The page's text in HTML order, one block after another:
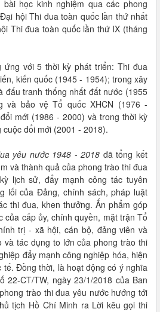
học kinh nghiệm qua các phong
hội Thi đua toàn quốc lần thứ nhất
Thi đua toàn quốc lần thứ IX (tháng
ứng với 5 thời kỳ phát triển: Thi đua
kiến quốc (1945 - 1954); trong xây
đấu tranh thống nhất đất nước (1955
và bảo vệ Tổ quốc XHCN (1976 -
mới (1986 - 2000) và trong thời kỳ
đổi mới (2001 - 2018).
yêu nước 1948 - 2018 đã tổng kết
và thành quả của phong trào thi đua
lịch sử, đẩy mạnh công tác tuyên
lối của Đảng, chính sách, pháp luật
thi đua, khen thưởng. Ấn phẩm góp
của cấp ủy, chính quyền, mặt trận Tổ
trị - xã hội, cán bộ, đảng viên và
và tác dụng to lớn của phong trào thi
đẩy mạnh công nghiệp hóa, hiện
tế. Đồng thời, là hoạt động có ý nghĩa
22-CT/TW, ngày 23/1/2018 của Ban
trào thi đua yêu nước hướng tới
tịch Hồ Chí Minh ra Lời kêu gọi thi